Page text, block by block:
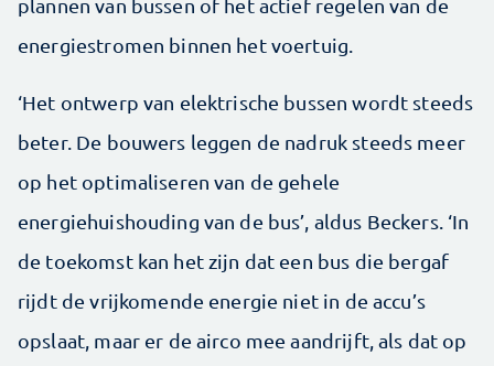
plannen van bussen of het actief regelen van de
energiestromen binnen het voertuig.
‘Het ontwerp van elektrische bussen wordt steeds
beter. De bouwers leggen de nadruk steeds meer
op het optimaliseren van de gehele
energiehuishouding van de bus’, aldus Beckers. ‘In
de toekomst kan het zijn dat een bus die bergaf
rijdt de vrijkomende energie niet in de accu’s
opslaat, maar er de airco mee aandrijft, als dat op